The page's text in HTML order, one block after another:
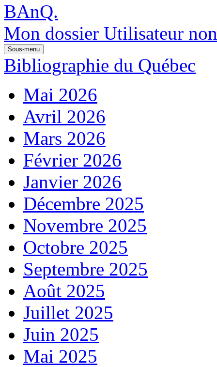
Mon dossier Utilisateur
Sous-menu
Bibliographie du Québec
Mai 2026
Avril 2026
Mars 2026
Février 2026
Janvier 2026
Décembre 2025
Novembre 2025
Octobre 2025
Septembre 2025
Août 2025
Juillet 2025
Juin 2025
Mai 2025